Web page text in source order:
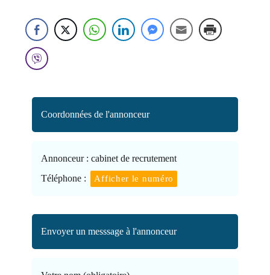
Coordonnées de l'annonceur
Annonceur : cabinet de recrutement
Téléphone :
Afficher le numéro
Envoyer un messsage à l'annonceur